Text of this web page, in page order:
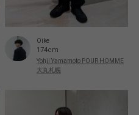
Oike
174cm
Yohji Yamamoto POUR HOMME
大丸札幌